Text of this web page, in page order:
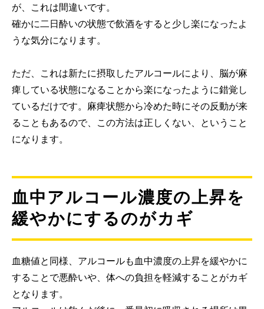
が、これは間違いです。
確かに二日酔いの状態で飲酒をすると少し楽になったよ
うな気分になります。
ただ、これは新たに摂取したアルコールにより、脳が麻
痺している状態になることから楽になったように錯覚し
ているだけです。麻痺状態から冷めた時にその反動が来
ることもあるので、この方法は正しくない、ということ
になります。
血中アルコール濃度の上昇を
緩やかにするのがカギ
血糖値と同様、アルコールも血中濃度の上昇を緩やかに
することで悪酔いや、体への負担を軽減することがカギ
となります。